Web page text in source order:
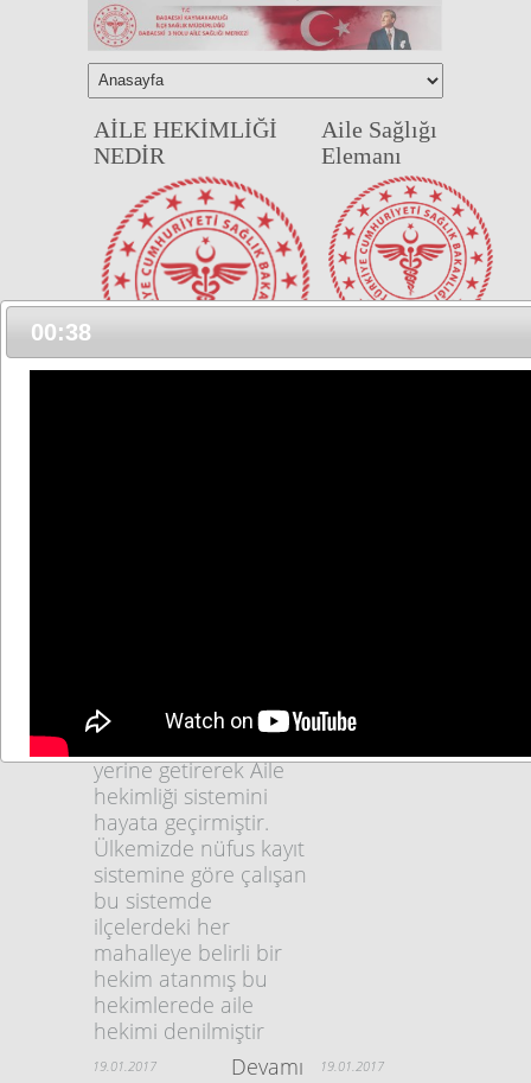
AİLE HEKİMLİĞİ
NEDİR
Aile Sağlığı
Elemanı
devlet sosyal devlet
yerine getirerek Aile
hekimliği sistemini
hayata geçirmiştir.
Ülkemizde nüfus kayıt
sistemine göre çalışan
bu sistemde
ilçelerdeki her
mahalleye belirli bir
hekim atanmış bu
hekimlerede aile
hekimi denilmiştir
Aile hekimi ile
19.01.2017 Devamı 19.01.2017
00:37